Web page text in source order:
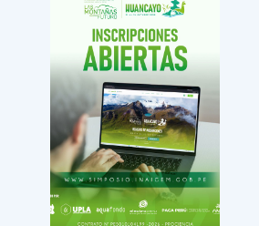
Más información